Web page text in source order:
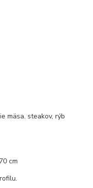
mäsa. steakov, rýb
cm